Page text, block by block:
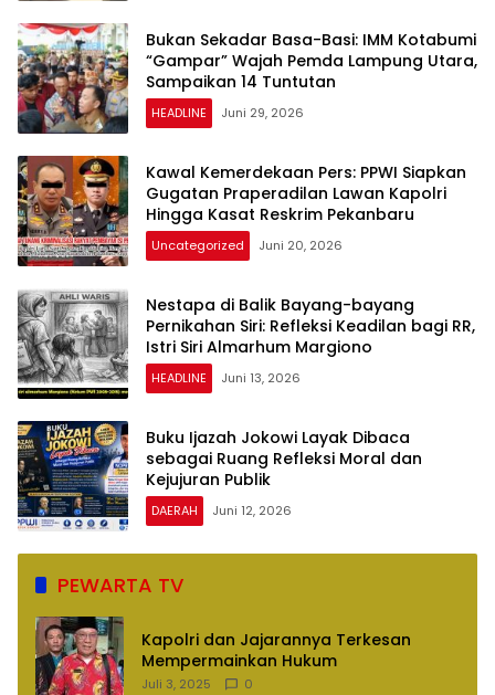
​Bukan Sekadar Basa-Basi: IMM Kotabumi
“Gampar” Wajah Pemda Lampung Utara,
Sampaikan 14 Tuntutan
HEADLINE Juni 29, 2026
Kawal Kemerdekaan Pers: PPWI Siapkan
Gugatan Praperadilan Lawan Kapolri
Hingga Kasat Reskrim Pekanbaru
Uncategorized Juni 20, 2026
Nestapa di Balik Bayang-bayang
Pernikahan Siri: Refleksi Keadilan bagi RR,
Istri Siri Almarhum Margiono
HEADLINE Juni 13, 2026
Buku Ijazah Jokowi Layak Dibaca
sebagai Ruang Refleksi Moral dan
Kejujuran Publik
DAERAH Juni 12, 2026
PEWARTA TV
Kapolri dan Jajarannya Terkesan
Mempermainkan Hukum
Juli 3, 2025 0